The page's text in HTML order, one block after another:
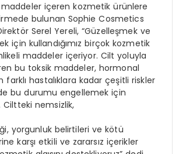
maddeler içeren kozmetik ürünlere
bulunan Sophie Cosmetics
Serel Yereli, “Güzelleşmek ve
için kullandığımız birçok kozmetik
maddeler içeriyor. Cilt yoluyla
bu toksik maddeler, hormonal
farklı hastalıklara kadar çeşitli riskler
de bu durumu engellemek için
nemsizlik,
yorgunluk belirtileri ve kötü
karşı etkili ve zararsız içerikler